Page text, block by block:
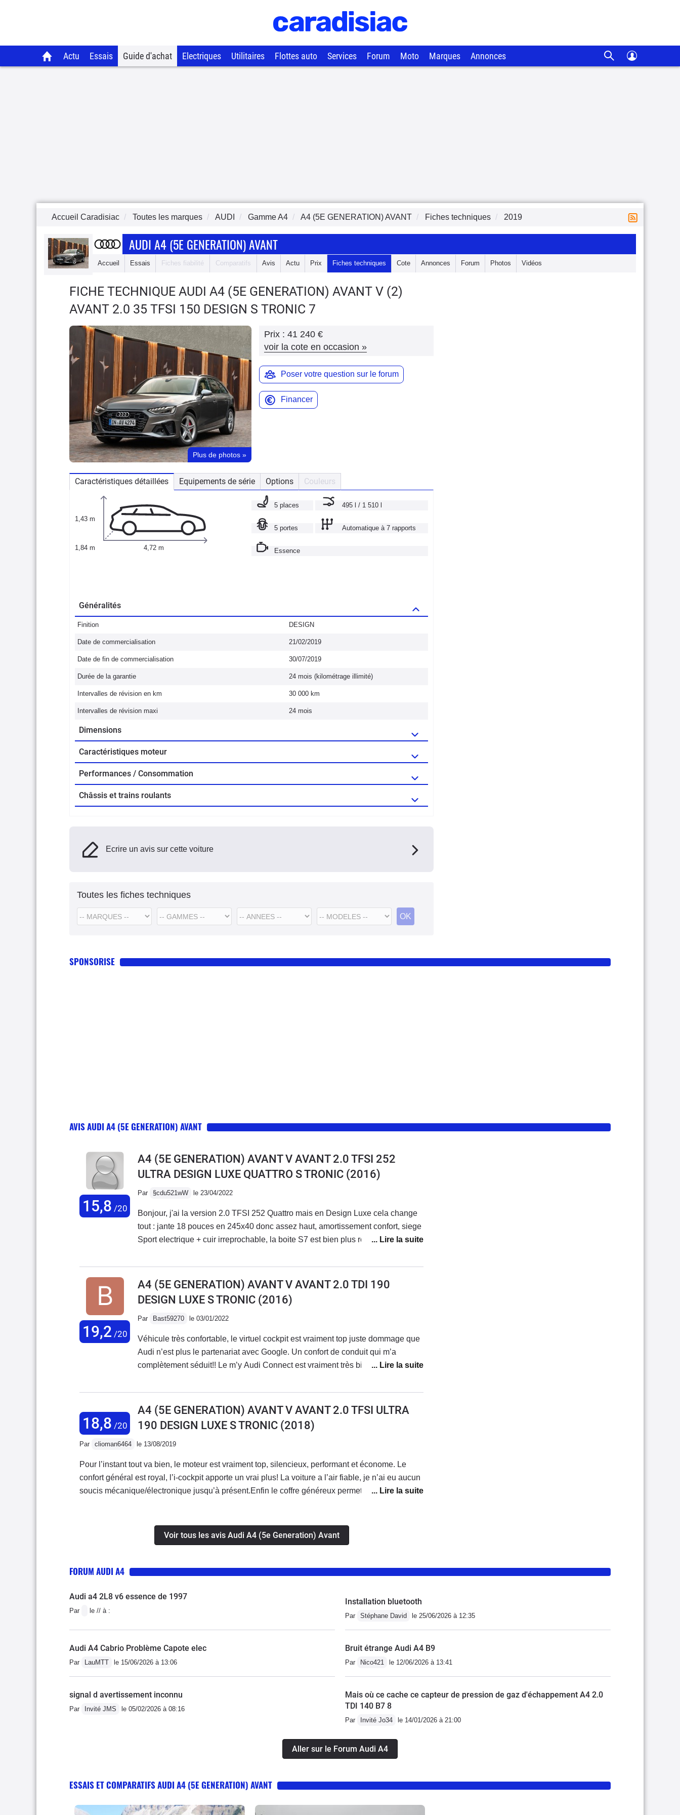
Actu Essais Guide d'achat Electriques Utilitaires Flottes auto Services Forum Moto Marques Annonces
Accueil Caradisiac Toutes les marques AUDI GammeA4 A4 (5E GENERATION) AVANT Fiches techniques 2019
AUDI A4 (5E GENERATION) AVANT
Accueil Essais Fiches fiabilité Comparatifs Avis Actu Prix Fiches techniques Cote Annonces Forum Photos Vidéos
FICHE TECHNIQUE AUDI A4 (5E GENERATION) AVANT V (2)
AVANT 2.0 35 TFSI 150 DESIGN S TRONIC 7
Plus de photos »
Prix : 41 240 €
voir la cote en occasion »
Poser votre question sur le forum
Financer
Caractéristiques détaillées Equipements de série Options Couleurs
1,43 m
1,84 m 4,72 m
5 places 495 l / 1 510 l
5 portes Automatique à 7 rapports
Essence
Généralités
Finition DESIGN
Date de commercialisation 21/02/2019
Date de fin de commercialisation 30/07/2019
Durée de la garantie 24 mois (kilométrage illimité)
Intervalles de révision en km 30 000 km
Intervalles de révision maxi 24 mois
Dimensions
Caractéristiques moteur
Performances / Consommation
Châssis et trains roulants
Ecrire un avis sur cette voiture
Toutes les fiches techniques
SPONSORISE
AVIS AUDI A4 (5E GENERATION) AVANT
15,8 /20
A4 (5E GENERATION) AVANT V AVANT 2.0 TFSI 252
ULTRA DESIGN LUXE QUATTRO S TRONIC (2016)
Par §cdu521wW le 23/04/2022
Bonjour, j'ai la version 2.0 TFSI 252 Quattro mais en Design Luxe cela change
tout : jante 18 pouces en 245x40 donc assez haut, amortissement confort, siege
Sport electrique + cuir irreprochable, la boite S7 est bien plus reactive que sur la
douceur et dans un silence surprenant ( vitre AV feuilletée ). Pour autant le
chrono est seul juge 26 s au 1000 m et 5.9 s au 0 a 100 meme la BMW 330 i est
battue....Trés bonne routiere confortable tout en etant dynamique,
silencieuse.Pour moi c'est le compromis ideale entre la BMW et la
Mercedes.Bonne route CD
19,2 /20
A4 (5E GENERATION) AVANT V AVANT 2.0 TDI 190
DESIGN LUXE S TRONIC (2016)
Par Bast59270 le 03/01/2022
Véhicule très confortable, le virtuel cockpit est vraiment top juste dommage que
Audi n’est plus le partenariat avec Google. Un confort de conduit qui m’a
complètement séduit!! Le m’y Audi Connect est vraiment très bien avec une
pour peut de fonctionnalité. Autrement la véritable deutsche qualité
18,8 /20
A4 (5E GENERATION) AVANT V AVANT 2.0 TFSI ULTRA
190 DESIGN LUXE S TRONIC (2018)
Par clioman6464 le 13/08/2019
Pour l’instant tout va bien, le moteur est vraiment top, silencieux, performant et économe. Le
confort général est royal, l’i-cockpit apporte un vrai plus! La voiture a l’air fiable, je n’ai eu aucun
soucis mécanique/électronique jusqu’à présent.Enfin le coffre généreux permet d’avoir une
Voir tous les avis Audi A4 (5e Generation) Avant
FORUM AUDI A4
Audi a4 2L8 v6 essence de 1997
Par le // à :
Installation bluetooth
Par Stéphane David le 25/06/2026 à 12:35
Audi A4 Cabrio Problème Capote elec
Par LauMTT le 15/06/2026 à 13:06
Bruit étrange Audi A4 B9
Par Nico421 le 12/06/2026 à 13:41
signal d avertissement inconnu
Par Invité JMS le 05/02/2026 à 08:16
Mais où ce cache ce capteur de pression de gaz d'échappement A4 2.0
TDI 140 B7 8
Par Invité Jo34 le 14/01/2026 à 21:00
Aller sur le Forum Audi A4
ESSAIS ET COMPARATIFS AUDI A4 (5E GENERATION) AVANT